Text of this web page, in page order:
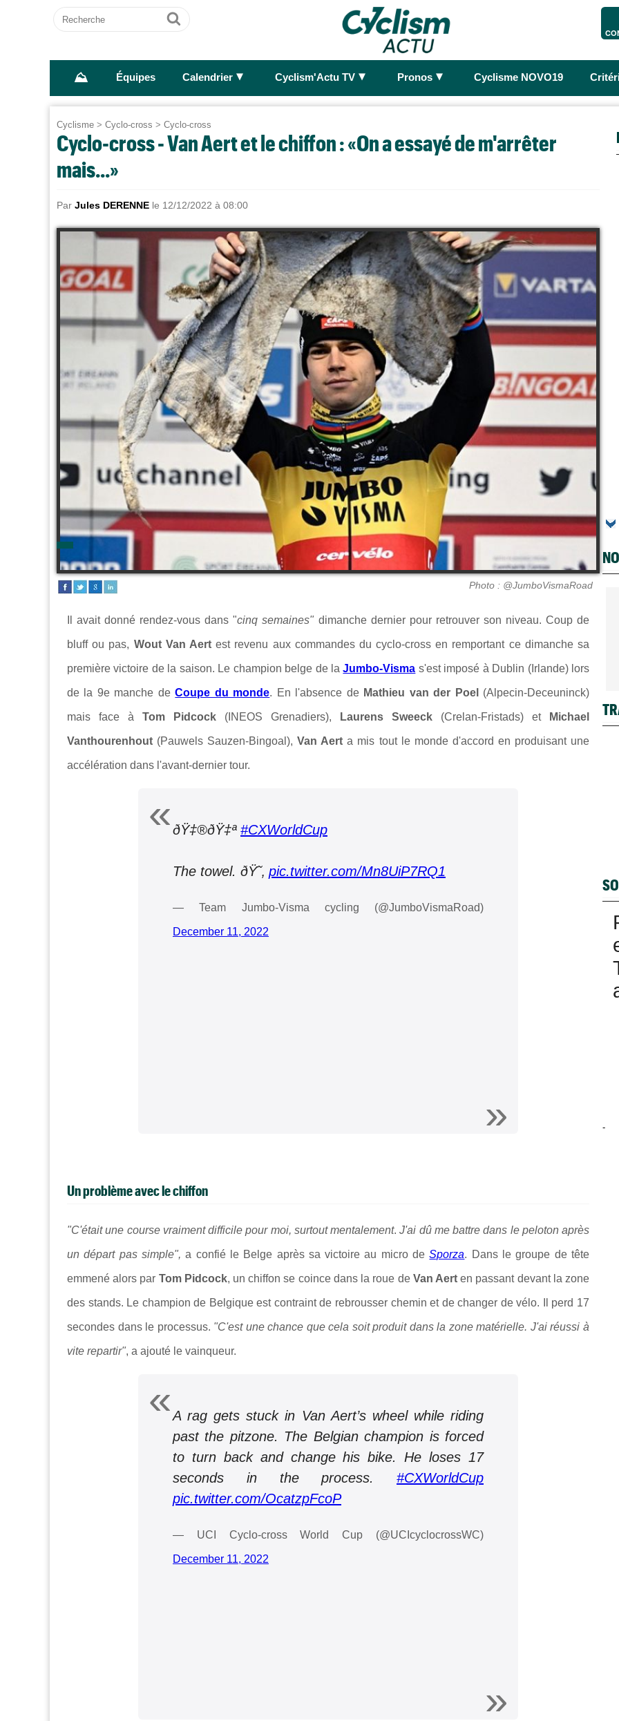
Recherche
Ok
⛰ Équipes Calendrier ► Cyclism'Actu TV ► Pronos ► Cyclisme NOVO19
Cyclisme > Cyclo-cross > Cyclo-cross
Cyclo-cross - Van Aert et le chiffon : «On a essayé de m'arrêter
mais...»
Par Jules DERENNE le 12/12/2022 à 08:00
Photo : @JumboVismaRoad
Il avait donné rendez-vous dans "cinq semaines" dimanche dernier pour retrouver son niveau. Coup de
bluff ou pas, Wout Van Aertest revenu aux commandes du cyclo-cross en remportant ce dimanche sa
première victoire de la saison. Le champion belge de laJumbo-Visma s'est imposé à Dublin (Irlande) lors
de la 9e manche deCoupe du monde. En l'absence de Mathieu van der Poel (Alpecin-Deceuninck)
mais face à Tom Pidcock (INEOS Grenadiers), Laurens Sweeck (Crelan-Fristads) et Michael
Vanthourenhout (Pauwels Sauzen-Bingoal),Van Aert a mis tout le monde d'accord en produisant une
accélération dans l'avant-dernier tour.
ðŸ‡®ðŸ‡ª #CXWorldCup
The towel. ðŸ˜‚ pic.twitter.com/Mn8UiP7RQ1
— Team Jumbo-Visma cycling (@JumboVismaRoad)
December 11, 2022
Un problème avec le chiffon
"C'était une course vraiment difficile pour moi, surtout mentalement.J'ai dû me battre dans le peloton après
un départ pas simple",a confié le Belge après sa victoire au micro deSporza. Dans le groupe de tête
emmené alors par Tom Pidcock, un chiffon se coince dans la roue deVan Aerten passant devant la zone
des stands. Le champion de Belgique est contraint de rebrousser chemin et de changer de vélo. Il perd 17
secondes dans le processus. "C'est une chance que cela soit produit dans la zone matérielle. J'ai réussi à
vite repartir", a ajouté le vainqueur.
A rag gets stuck in Van Aert’s wheel while riding
past the pitzone. The Belgian champion is forced
to turn back and change his bike. He loses 17
seconds in the process. #CXWorldCup
pic.twitter.com/OcatzpFcoP
— UCI Cyclo-cross World Cup (@UCIcyclocrossWC)
December 11, 2022
-